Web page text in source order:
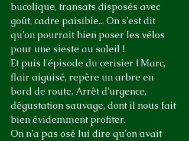
bucolique, transats disposés avec
goût, cadre paisible... On s'est dit
qu'on pourrait bien poser les vélos
pour une sieste au soleil !
Et puis l'épisode du cerisier ! Marc,
flair aiguisé, repère un arbre en
bord de route. Arrêt d'urgence,
dégustation sauvage, dont il nous fait
bien évidemment profiter.
On n’a pas osé lui dire qu'on avait